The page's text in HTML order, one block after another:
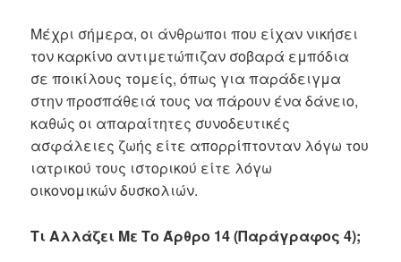
Μέχρι σήμερα, οι άνθρωποι που είχαν νικήσει
τον καρκίνο αντιμετώπιζαν σοβαρά εμπόδια
σε ποικίλους τομείς, όπως για παράδειγμα
στην προσπάθειά τους να πάρουν ένα δάνειο,
καθώς οι απαραίτητες συνοδευτικές
ασφάλειες ζωής είτε απορρίπτονταν λόγω του
ιατρικού τους ιστορικού είτε λόγω
οικονομικών δυσκολιών.
Τι Αλλάζει Με Το Άρθρο 14 (Παράγραφος 4);